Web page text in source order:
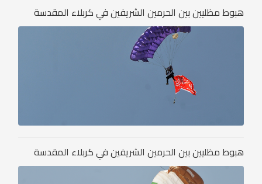
هبوط مظليين بين الحرمين الشريفين في كربلاء المقدسة
هبوط مظليين بين الحرمين الشريفين في كربلاء المقدسة